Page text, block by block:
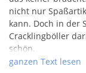
nicht nur
kann. Doch in der
Cracklingböller
schön.
Das
ganzen Text lesen